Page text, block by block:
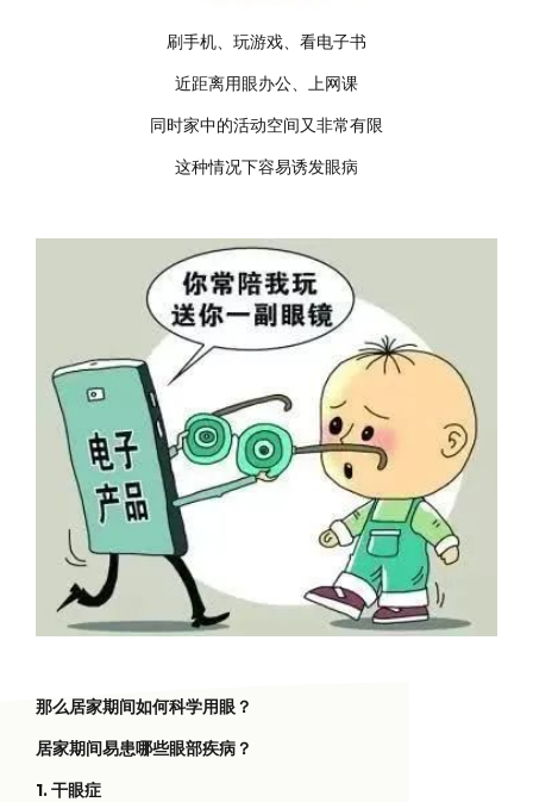
刷手机、玩游戏、看电子书
近距离用眼办公、上网课
同时家中的活动空间又非常有限
这种情况下容易诱发眼病
那么居家期间如何科学用眼？
居家期间易患哪些眼部疾病？
1. 干眼症